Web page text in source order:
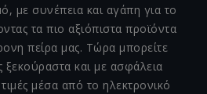
με συνέπεια και αγάπη για το
τα πιο αξιόπιστα προϊόντα
πείρα μας. Τώρα μπορείτε
ξεκούραστα και με ασφάλεια
μέσα από το ηλεκτρονικό